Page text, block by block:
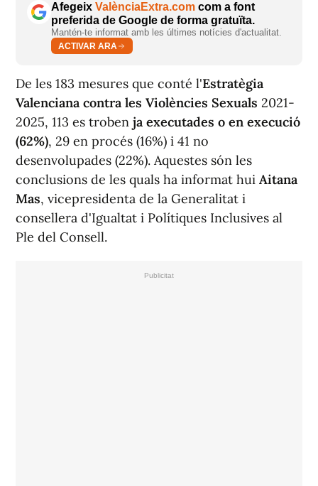
Afegeix ValènciaExtra.com com a font
preferida de Google de forma gratuïta.
Mantén-te informat amb les últimes notícies d'actualitat.
ACTIVAR ARA
De les 183 mesures que conté l'Estratègia
Valenciana contra les Violències Sexuals 2021-
2025, 113 es troben ja executades o en execució
(62%), 29 en procés (16%) i 41 no
desenvolupades (22%). Aquestes són les
conclusions de les quals ha informat hui Aitana
Mas, vicepresidenta de la Generalitat i
consellera d'Igualtat i Polítiques Inclusives al
Ple del Consell.